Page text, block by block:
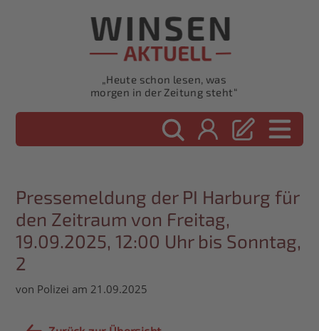
„Heute schon lesen, was
morgen in der Zeitung steht“
Pressemeldung der PI Harburg für
den Zeitraum von Freitag,
19.09.2025, 12:00 Uhr bis Sonntag,
2
von Polizei am 21.09.2025